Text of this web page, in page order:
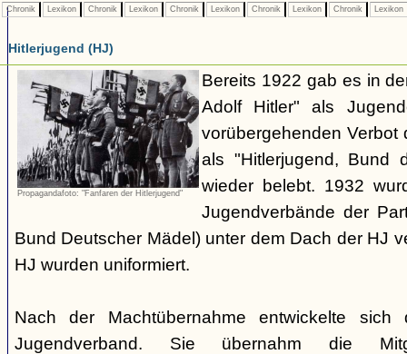
Chronik Lexikon Chronik Lexikon Chronik Lexikon Chronik Lexikon Chronik Lexikon
Hitlerjugend (HJ)
Propagandafoto: "Fanfaren der Hitlerjugend"
Bereits 1922 gab es in
Adolf Hitler" als
vorübergehenden Verbot
als "Hitlerjugend, Bund
wieder belebt. 1932
Jugendverbände der
Bund Deutscher Mädel) unter dem Dach der HJ
HJ wurden uniformiert.
Nach der Machtübernahme entwickelte
Jugendverband. Sie übernahm die